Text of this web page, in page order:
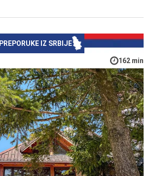
PREPORUKE IZ SRBIJE
162 min